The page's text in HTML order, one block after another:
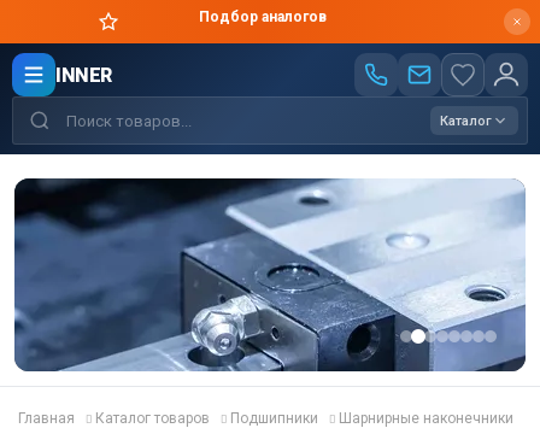
Цены производителя
INNER
Каталог
Главная Каталог товаров Подшипники
Шарнирные наконечники